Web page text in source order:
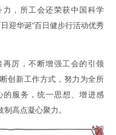
，所工会还荣获中国科学
迎华诞”百日健步行活动优秀
厉，不断增强工会的引领
创新工作方式，努力为全所
服务，统一思想、增进感
高点凝心聚力。